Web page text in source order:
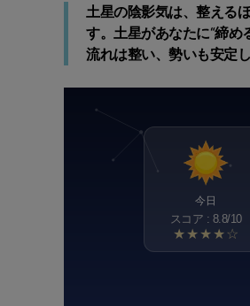
土星の陰影気は、整える
す。土星があなたに“締
流れは整い、勢いも安定
今日
スコア : 8.8/10
★★★★☆